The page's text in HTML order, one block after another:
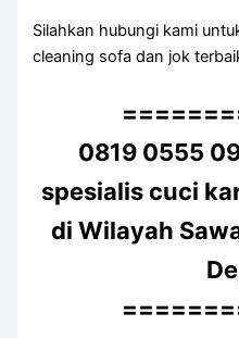
Silahkan hubungi kаmі
cleaning sofa dаn jok
0819 0555
spesialis cuci
di Wilayah